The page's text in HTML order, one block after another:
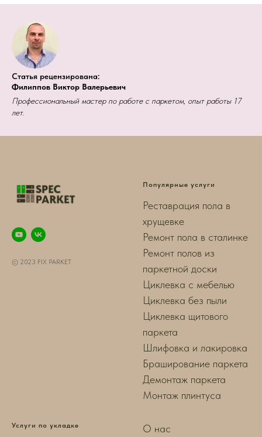
Статья рецензирована:
Филиппов Виктор Валерьевич
Профессиональный мастер по работе с паркетом, опыт работы 17
лет.
© 2023 FIX PARKET
Популярные услуги
Реставрация пола в
хрущевке
Ремонт пола в сталинке
Ремонт полов из
паркетной доски
Циклевка с мебелью
Циклевка без пыли
Циклевка щитового
паркета
Шлифовка и лакировка
Браширование паркета
Демонтаж паркета
Монтаж плинтуса
Услуги по укладке
О нас